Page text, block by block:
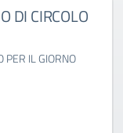
DI CIRCOLO
PER IL GIORNO